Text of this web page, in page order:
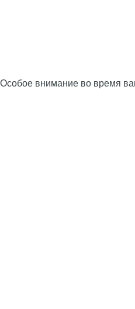
Особое внимание во время